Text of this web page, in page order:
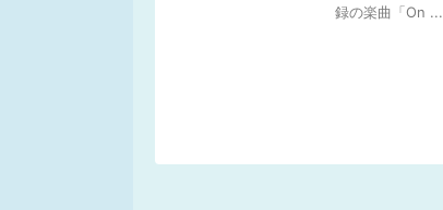
録の楽曲「On ...